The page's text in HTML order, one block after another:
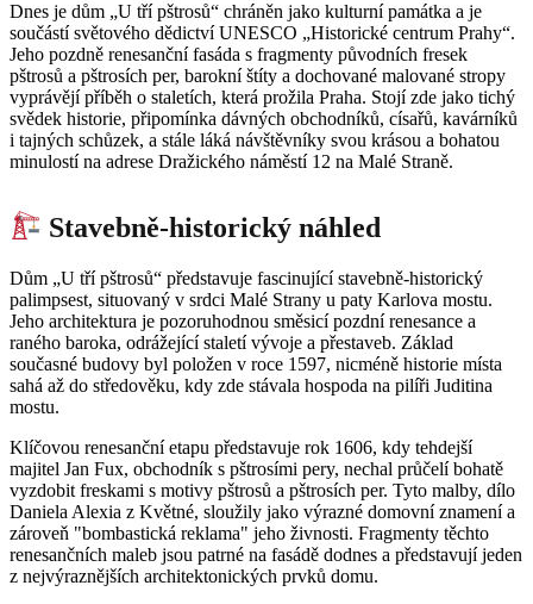
Dnes je dům „U tří pštrosů“ chráněn jako kulturní památka a je
součástí světového dědictví UNESCO „Historické centrum Prahy“.
Jeho pozdně renesanční fasáda s fragmenty původních fresek
pštrosů a pštrosích per, barokní štíty a dochované malované stropy
vyprávějí příběh o staletích, která prožila Praha. Stojí zde jako tichý
svědek historie, připomínka dávných obchodníků, císařů, kavárníků
i tajných schůzek, a stále láká návštěvníky svou krásou a bohatou
minulostí na adrese Dražického náměstí 12 na Malé Straně.
Stavebně-historický náhled
Dům „U tří pštrosů“ představuje fascinující stavebně-historický
palimpsest, situovaný v srdci Malé Strany u paty Karlova mostu.
Jeho architektura je pozoruhodnou směsicí pozdní renesance a
raného baroka, odrážející staletí vývoje a přestaveb. Základ
současné budovy byl položen v roce 1597, nicméně historie místa
sahá až do středověku, kdy zde stávala hospoda na pilíři Juditina
mostu.
Klíčovou renesanční etapu představuje rok 1606, kdy tehdejší
majitel Jan Fux, obchodník s pštrosími pery, nechal průčelí bohatě
vyzdobit freskami s motivy pštrosů a pštrosích per. Tyto malby, dílo
Daniela Alexia z Květné, sloužily jako výrazné domovní znamení a
zároveň "bombastická reklama" jeho živnosti. Fragmenty těchto
renesančních maleb jsou patrné na fasádě dodnes a představují jeden
z nejvýraznějších architektonických prvků domu.